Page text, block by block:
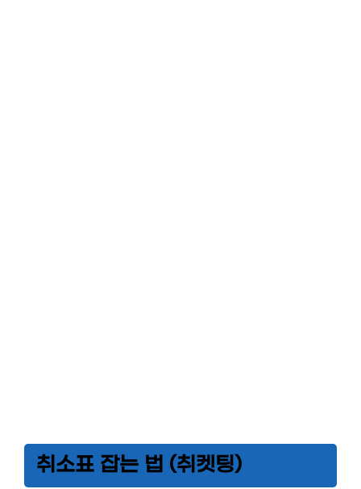
취소표 잡는 법 (취켓팅)